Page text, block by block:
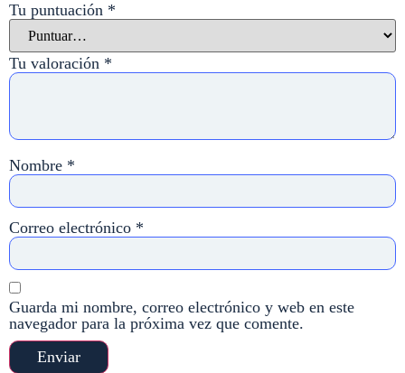
Tu puntuación *
Tu valoración *
Nombre *
Correo electrónico *
Guarda mi nombre, correo electrónico y web en este
navegador para la próxima vez que comente.